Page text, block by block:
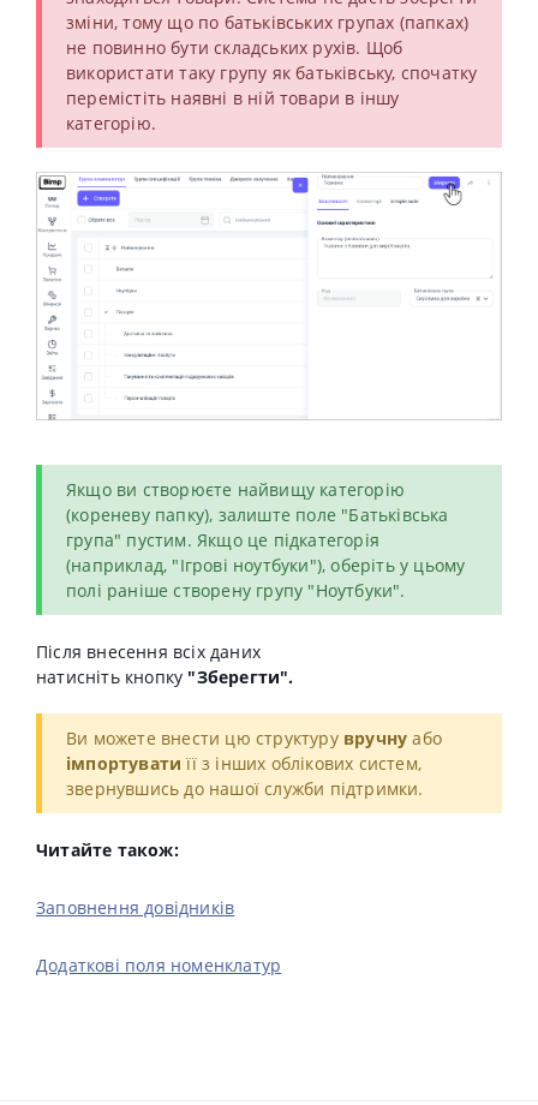
зміни, тому що по батьківських групах (папках)
не повинно бути складських рухів. Щоб
використати таку групу як батьківську, спочатку
перемістіть наявні в ній товари в іншу
категорію.
Якщо ви створюєте найвищу категорію
(кореневу папку), залиште поле "Батьківська
група" пустим. Якщо це підкатегорія
(наприклад, "Ігрові ноутбуки"), оберіть у цьому
полі раніше створену групу "Ноутбуки".
Після внесення всіх даних
натиснітькнопку "Зберегти".
Ви можете внести цю структуру вручну або
імпортувати її з інших облікових систем,
звернувшись до нашої служби підтримки.
Читайте також:
Заповнення довідників
Додаткові поля номенклатур